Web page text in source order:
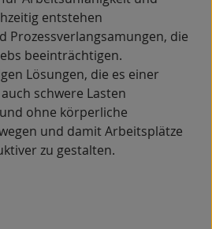
entstehen
Prozessverlangsamungen, die
beeinträchtigen.
Lösungen, die es einer
schwere Lasten
ohne körperliche
und damit Arbeitsplätze
zu gestalten.